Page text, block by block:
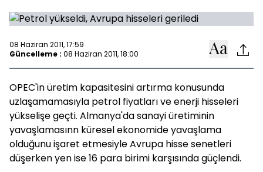
08 Haziran 2011, 17:59
Güncelleme : 08 Haziran 2011, 18:00
OPEC'in üretim kapasitesini artırma konusunda
uzlaşamamasıyla petrol fiyatları ve enerji hisseleri
yükselişe geçti. Almanya'da sanayi üretiminin
yavaşlamasınn küresel ekonomide yavaşlama
olduğunu işaret etmesiyle Avrupa hisse senetleri
düşerken yen ise 16 para birimi karşısında güçlendi.